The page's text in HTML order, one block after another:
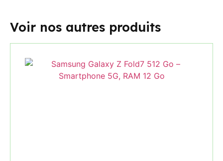
Voir nos autres produits